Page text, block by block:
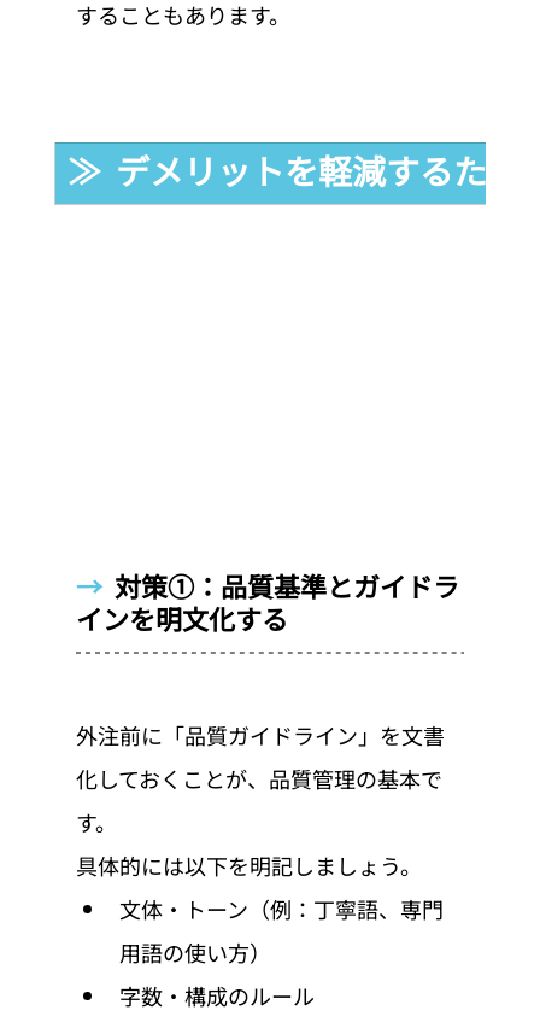
することもあります。
≫  デメリットを軽減するため
→ 対策①：品質基準とガイドラ
インを明文化する
外注前に「品質ガイドライン」を文書
化しておくことが、品質管理の基本で
す。
具体的には以下を明記しましょう。
文体・トーン（例：丁寧語、専門
用語の使い方）
字数・構成のルール